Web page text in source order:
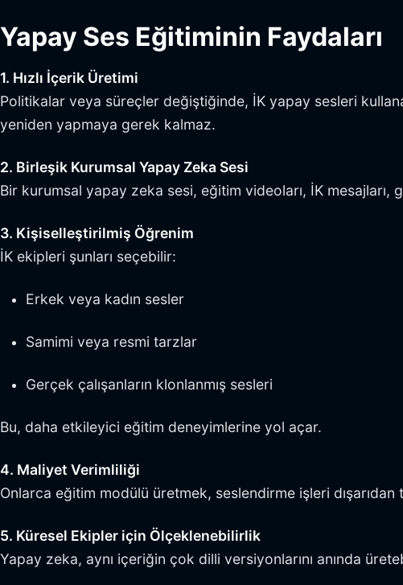
Yapay Ses Eğitiminin Faydaları
1. Hızlı İçerik Üretimi
Politikalar veya süreçler değiştiğinde, İK yapay sesleri
yeniden yapmaya gerek kalmaz.
2. Birleşik Kurumsal Yapay Zeka Sesi
Bir kurumsal yapay zeka sesi, eğitim videoları, İK mesajları,
3. Kişiselleştirilmiş Öğrenim
İK ekipleri şunları seçebilir:
Erkek veya kadın sesler
Samimi veya resmi tarzlar
Gerçek çalışanların klonlanmış sesleri
Bu, daha etkileyici eğitim deneyimlerine yol açar.
4. Maliyet Verimliliği
Onlarca eğitim modülü üretmek, seslendirme işleri
5. Küresel Ekipler için Ölçeklenebilirlik
Yapay zeka, aynı içeriğin çok dilli versiyonlarını anında